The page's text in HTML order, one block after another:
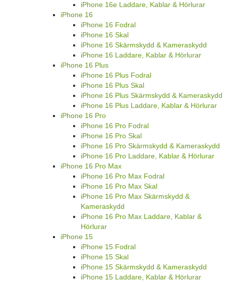
iPhone 16e Laddare, Kablar & Hörlurar
iPhone 16
iPhone 16 Fodral
iPhone 16 Skal
iPhone 16 Skärmskydd & Kameraskydd
iPhone 16 Laddare, Kablar & Hörlurar
iPhone 16 Plus
iPhone 16 Plus Fodral
iPhone 16 Plus Skal
iPhone 16 Plus Skärmskydd & Kameraskydd
iPhone 16 Plus Laddare, Kablar & Hörlurar
iPhone 16 Pro
iPhone 16 Pro Fodral
iPhone 16 Pro Skal
iPhone 16 Pro Skärmskydd & Kameraskydd
iPhone 16 Pro Laddare, Kablar & Hörlurar
iPhone 16 Pro Max
iPhone 16 Pro Max Fodral
iPhone 16 Pro Max Skal
iPhone 16 Pro Max Skärmskydd &
Kameraskydd
iPhone 16 Pro Max Laddare, Kablar &
Hörlurar
iPhone 15
iPhone 15 Fodral
iPhone 15 Skal
iPhone 15 Skärmskydd & Kameraskydd
iPhone 15 Laddare, Kablar & Hörlurar